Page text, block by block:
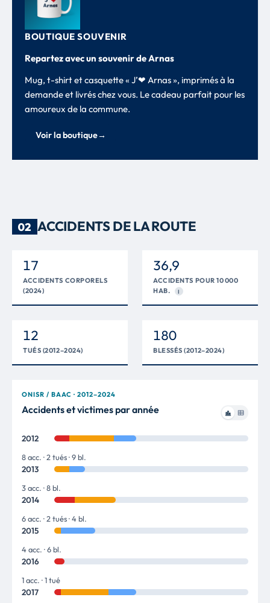
BOUTIQUE SOUVENIR
Repartez avec un souvenir de Arnas
Mug, t-shirt et casquette « J’❤ Arnas », imprimés à la
demande et livrés chez vous. Le cadeau parfait pour les
amoureux de la commune.
Voir la boutique→
02 ACCIDENTS DE LA ROUTE
17
ACCIDENTS CORPORELS
(2024)
36,9
ACCIDENTS POUR 10 000
HAB.
I
12
TUÉS (2012–2024)
180
BLESSÉS (2012–2024)
ONISR / BAAC · 2012–2024
Accidents et victimes par année
2012
8 acc. · 2 tués · 9 bl.
2013
3 acc. · 8 bl.
2014
6 acc. · 2 tués · 4 bl.
2015
4 acc. · 6 bl.
2016
1 acc. · 1 tué
2017